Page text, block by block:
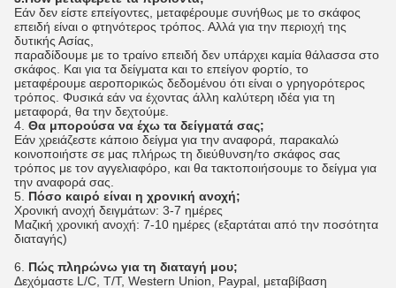
Εάν δεν είστε επείγοντες, μεταφέρουμε συνήθως με το σκάφος
επειδή είναι ο φτηνότερος τρόπος. Αλλά για την περιοχή της
δυτικής Ασίας,
παραδίδουμε με το τραίνο επειδή δεν υπάρχει καμία θάλασσα στο
σκάφος. Και για τα δείγματα και το επείγον φορτίο, το
μεταφέρουμε αεροπορικώς δεδομένου ότι είναι ο γρηγορότερος
τρόπος. Φυσικά εάν να έχοντας άλλη καλύτερη ιδέα για τη
μεταφορά, θα την δεχτούμε.
4. Θα μπορούσα να έχω τα δείγματά σας;
Εάν χρειάζεστε κάποιο δείγμα για την αναφορά, παρακαλώ
κοινοποιήστε σε μας πλήρως τη διεύθυνση/το σκάφος σας
τρόπος με τον αγγελιαφόρο, και θα τακτοποιήσουμε το δείγμα για
την αναφορά σας.
5. Πόσο καιρό είναι η χρονική ανοχή;
Χρονική ανοχή δειγμάτων: 3-7 ημέρες
Μαζική χρονική ανοχή: 7-10 ημέρες (εξαρτάται από την ποσότητα
διαταγής)
6. Πώς πληρώνω για τη διαταγή μου;
Δεχόμαστε L/C, T/T, Western Union, Paypal, μεταβίβαση